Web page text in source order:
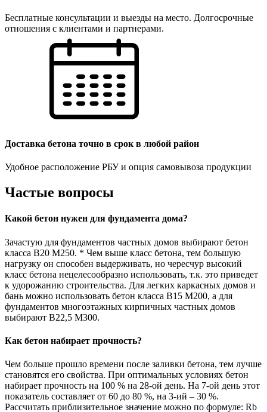
Бесплатные консультации и выезды на место. Долгосрочные
отношения с клиентами и партнерами.
Доставка бетона точно в срок в любой район
Удобное расположение РБУ и опция самовывоза продукции
Частые вопросы
Какой бетон нужен для фундамента дома?
Зачастую для фундаментов частных домов выбирают бетон
класса В20 М250. * Чем выше класс бетона, тем большую
нагрузку он способен выдерживать, но чересчур высокий
класс бетона нецелесообразно использовать, т.к. это приведет
к удорожанию строительства. Для легких каркасных домов и
бань можно использовать бетон класса В15 М200, а для
фундаментов многоэтажных кирпичных частных домов
выбирают В22,5 М300.
Как бетон набирает прочность?
Чем больше прошло времени после заливки бетона, тем лучше
становятся его свойства. При оптимальных условиях бетон
набирает прочность на 100 % на 28-ой день. На 7-ой день этот
показатель составляет от 60 до 80 %, на 3-ий – 30 %.
Рассчитать приблизительное значение можно по формуле: Rb